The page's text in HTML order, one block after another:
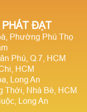
ĐẠT
Phường Phú Thọ
Phú, Q.7, HCM
HCM
Long An
Thới, Nhà Bè, HCM
Long An